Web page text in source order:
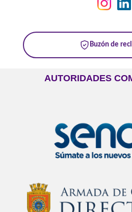
Buzón de
AUTORIDADES